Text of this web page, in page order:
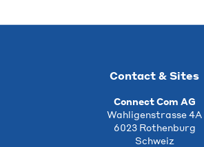
Contact & Sites
Connect Com AG
Wahligenstrasse 4A
6023 Rothenburg
Schweiz